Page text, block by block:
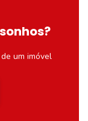
um imóvel